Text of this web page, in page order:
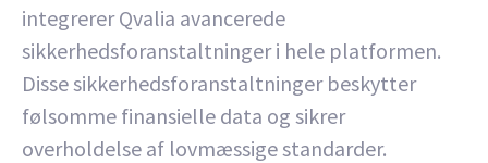
integrerer Qvalia avancerede
sikkerhedsforanstaltninger i hele platformen.
Disse sikkerhedsforanstaltninger beskytter
følsomme finansielle data og sikrer
overholdelse af lovmæssige standarder.